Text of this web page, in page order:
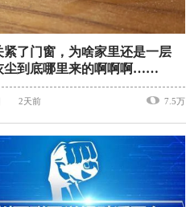
紧了门窗，为啥家里还是一层
尘到底哪里来的啊啊啊……
2天前 7.5万